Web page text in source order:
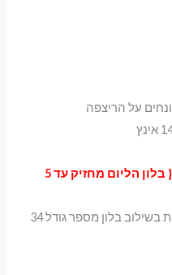
{ בלון הליום מחזיק עד 5
זוג מעמדי בלונים ארבע קומות בשילוב בלון מספר גודל 34